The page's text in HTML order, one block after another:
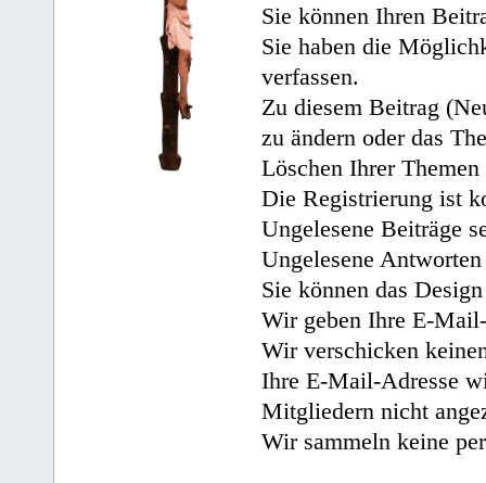
Sie können Ihren
Sie haben die
verfassen.
Zu diesem Beitrag
zu ändern oder das
Löschen Ihrer
Die Registrierung ist
Ungelesene Beiträge
Ungelesene
Sie können das
Wir geben Ihre E-
Wir verschicken
Ihre E-Mail-Adresse
Mitgliedern nicht
Wir sammeln keine